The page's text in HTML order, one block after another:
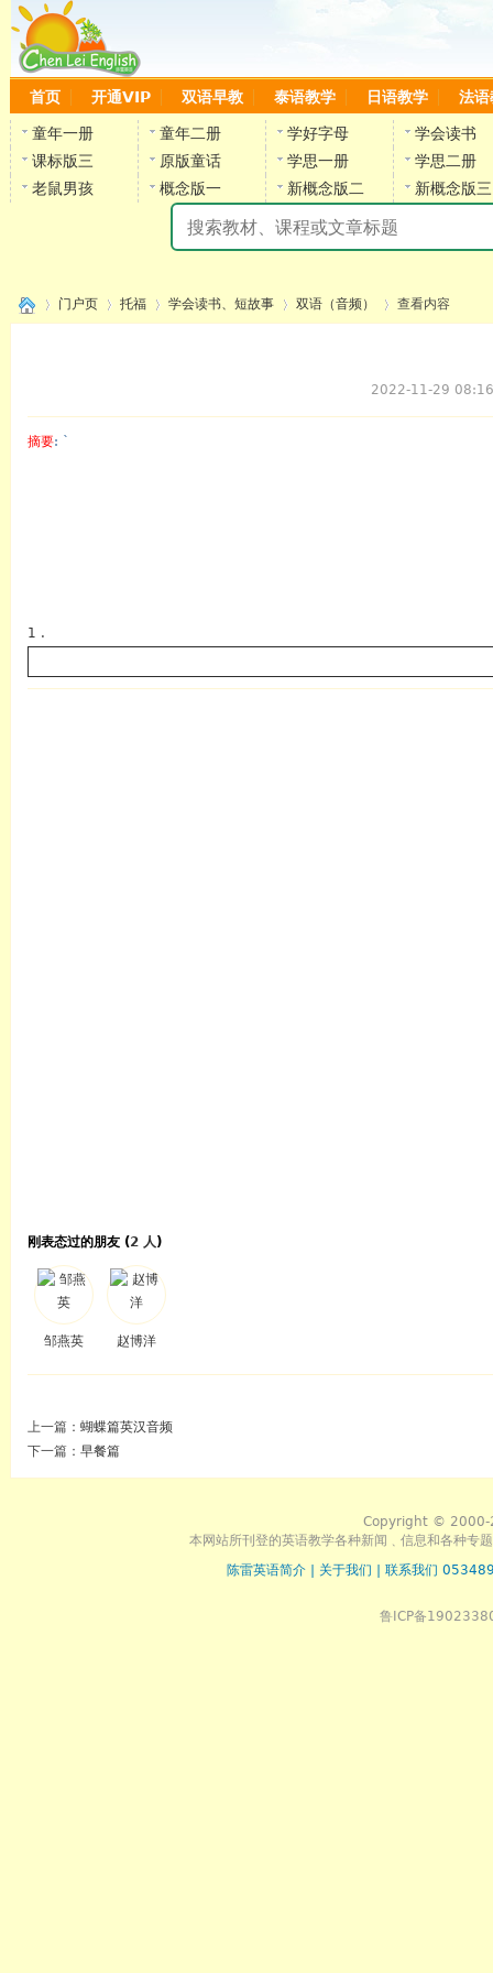
首页 开通VIP 双语早教 泰语教学 日语教学 法语
童年一册 童年二册 学好字母
学会读书
课标版三
原版童话 学思一册
学思二册
老鼠男孩
概念版一 新概念版二 新概念版三
门户页 托福 学会读书、短故事 双语（音频）
›
查看内容
2022-11-29 08:16
摘要: `
1 .
刚表态过的朋友 (2 人)
邹燕英 赵博洋
上一篇： 蝴蝶篇英汉音频
下一篇： 早餐篇
Copyright © 2000-
本网站所刊登的英语教学各种新闻﹑信息和各种专
陈雷英语简介
关于我们 联系我们
鲁ICP备